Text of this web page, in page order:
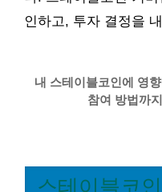
인하고, 투자 결정을
내 스테이블코인에 영
참여 방법까
스테이블코